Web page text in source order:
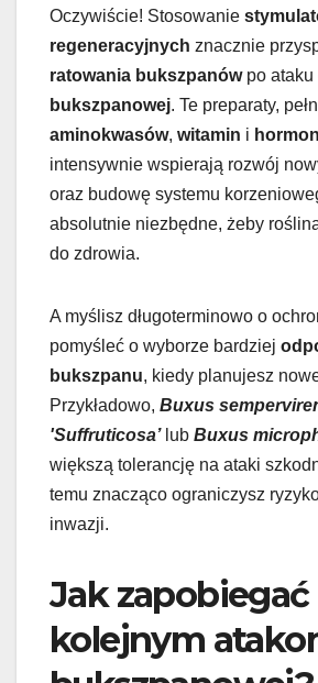
Oczywiście! Stosowanie
regeneracyjnych znacznie
ratowania bukszpanówpo ataku
bukszpanowej. Te preparaty,
aminokwasów, witamin i
intensywnie wspierają rozwój
oraz budowę systemu
absolutnie niezbędne, żeby
do zdrowia.
A myślisz długoterminowo o
pomyśleć o wyborze bardziej
bukszpanu, kiedy planujesz
Przykładowo, Buxus
'Suffruticosa’lub Buxus
większą tolerancję na ataki
temu znacząco ograniczysz
inwazji.
Jak zapobiegać
kolejnym